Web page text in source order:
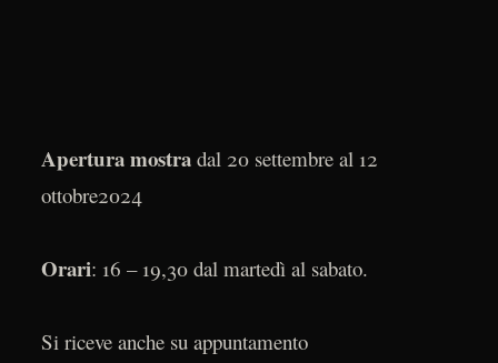
Apertura mostra dal 20 settembre al 12
ottobre2024
Orari: 16 – 19,30 dal martedì al sabato.
Si riceve anche su appuntamento